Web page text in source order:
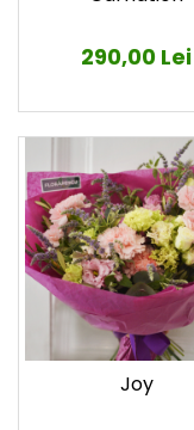
290,00 Lei
Joy